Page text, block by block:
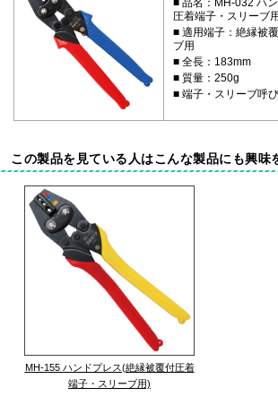
圧着端子・スリーブ
適用端子：絶縁被
ブ用
全長：183mm
質量：250g
端子・スリーブ呼
この製品を見ている人はこんな製品にも興味
MH-155 ハンドプレス(絶縁被覆付圧着
端子・スリーブ用)